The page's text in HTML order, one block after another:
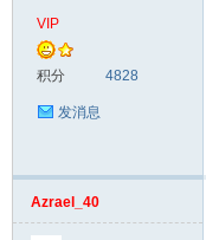
VIP
积分 4828
发消息
Azrael_40